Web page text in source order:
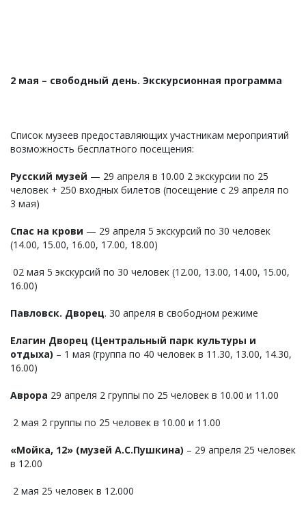
2 мая – свободный день. Экскурсионная программа
Список музеев предоставляющих участникам мероприятий
возможность бесплатного посещения:
Русский музей — 29 апреля в 10.00 2 экскурсии по 25
человек + 250 входных билетов (посещение с 29 апреля по
3 мая)
Спас на крови — 29 апреля 5 экскурсий по 30 человек
(14.00, 15.00, 16.00, 17.00, 18.00)
02 мая 5 экскурсий по 30 человек (12.00, 13.00, 14.00, 15.00,
16.00)
Павловск. Дворец. 30 апреля в свободном режиме
Елагин Дворец (Центральный парк культуры и
отдыха) – 1 мая (группа по 40 человек в 11.30, 13.00, 14.30,
16.00)
Аврора 29 апреля 2 группы по 25 человек в 10.00 и 11.00
2 мая 2 группы по 25 человек в 10.00 и 11.00
«Мойка, 12» (музей А.С.Пушкина) – 29 апреля 25 человек
в 12.00
2 мая 25 человек в 12.000